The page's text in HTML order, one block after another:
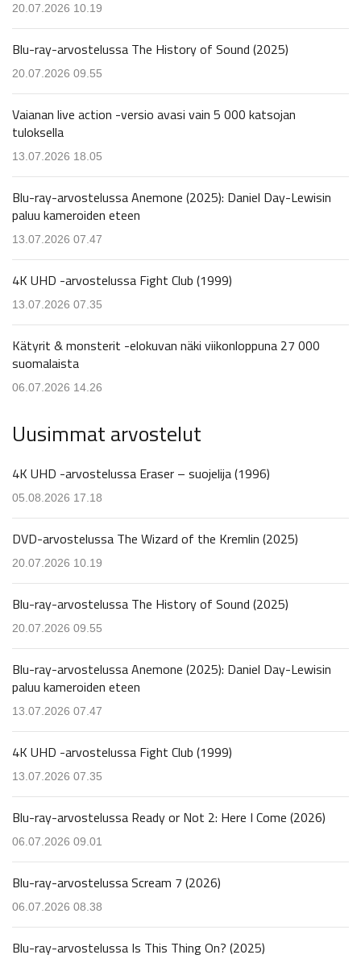
20.07.2026 10.19
Blu-ray-arvostelussa The History of Sound (2025)
20.07.2026 09.55
Vaianan live action -versio avasi vain 5 000 katsojan
tuloksella
13.07.2026 18.05
Blu-ray-arvostelussa Anemone (2025): Daniel Day-Lewisin
paluu kameroiden eteen
13.07.2026 07.47
4K UHD -arvostelussa Fight Club (1999)
13.07.2026 07.35
Kätyrit & monsterit -elokuvan näki viikonloppuna 27 000
suomalaista
06.07.2026 14.26
Uusimmat arvostelut
4K UHD -arvostelussa Eraser – suojelija (1996)
05.08.2026 17.18
DVD-arvostelussa The Wizard of the Kremlin (2025)
20.07.2026 10.19
Blu-ray-arvostelussa The History of Sound (2025)
20.07.2026 09.55
Blu-ray-arvostelussa Anemone (2025): Daniel Day-Lewisin
paluu kameroiden eteen
13.07.2026 07.47
4K UHD -arvostelussa Fight Club (1999)
13.07.2026 07.35
Blu-ray-arvostelussa Ready or Not 2: Here I Come (2026)
06.07.2026 09.01
Blu-ray-arvostelussa Scream 7 (2026)
06.07.2026 08.38
Blu-ray-arvostelussa Is This Thing On? (2025)